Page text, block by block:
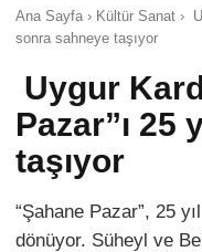
Ana Sayfa › Kültür Sanat ›
sonra sahneye taşıyor
Uygur
Pazar”ı 25
taşıyor
“Şahane Pazar”, 25
dönüyor. Süheyl ve